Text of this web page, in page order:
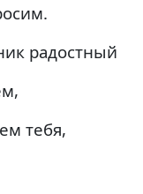
радостный